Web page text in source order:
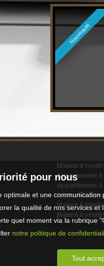
Nouveauté
Maison à
Appartement à
Appartement à
Immeuble à
Maison à
Maison à
pour nous
et une
la qualité de nos services
quel moment via la
notre politique de
Tout